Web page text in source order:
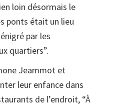
loin désormais le
ponts était un lieu
par les
quartiers”.
Jeammot et
leur enfance dans
de l’endroit, “À